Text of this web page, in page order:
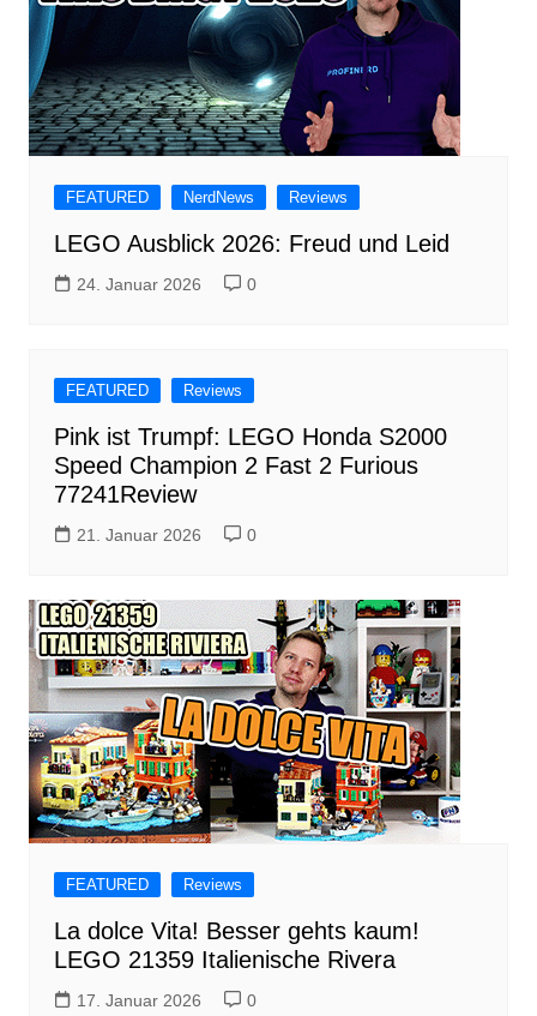
FEATURED NerdNews Reviews
LEGO Ausblick 2026: Freud und Leid
24. Januar 2026 0
FEATURED Reviews
Pink ist Trumpf: LEGO Honda S2000
Speed Champion 2 Fast 2 Furious
77241Review
21. Januar 2026 0
FEATURED Reviews
La dolce Vita! Besser gehts kaum!
LEGO 21359 Italienische Rivera
17. Januar 2026 0